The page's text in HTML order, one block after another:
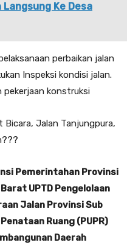
Ke Desa
perbaikan jalan
Inspeksi kondisi jalan.
pekerjaan konstruksi
Pemerintahan Provinsi
UPTD Pengelolaan
Jalan Provinsi Sub
Ruang (PUPR)
Daerah